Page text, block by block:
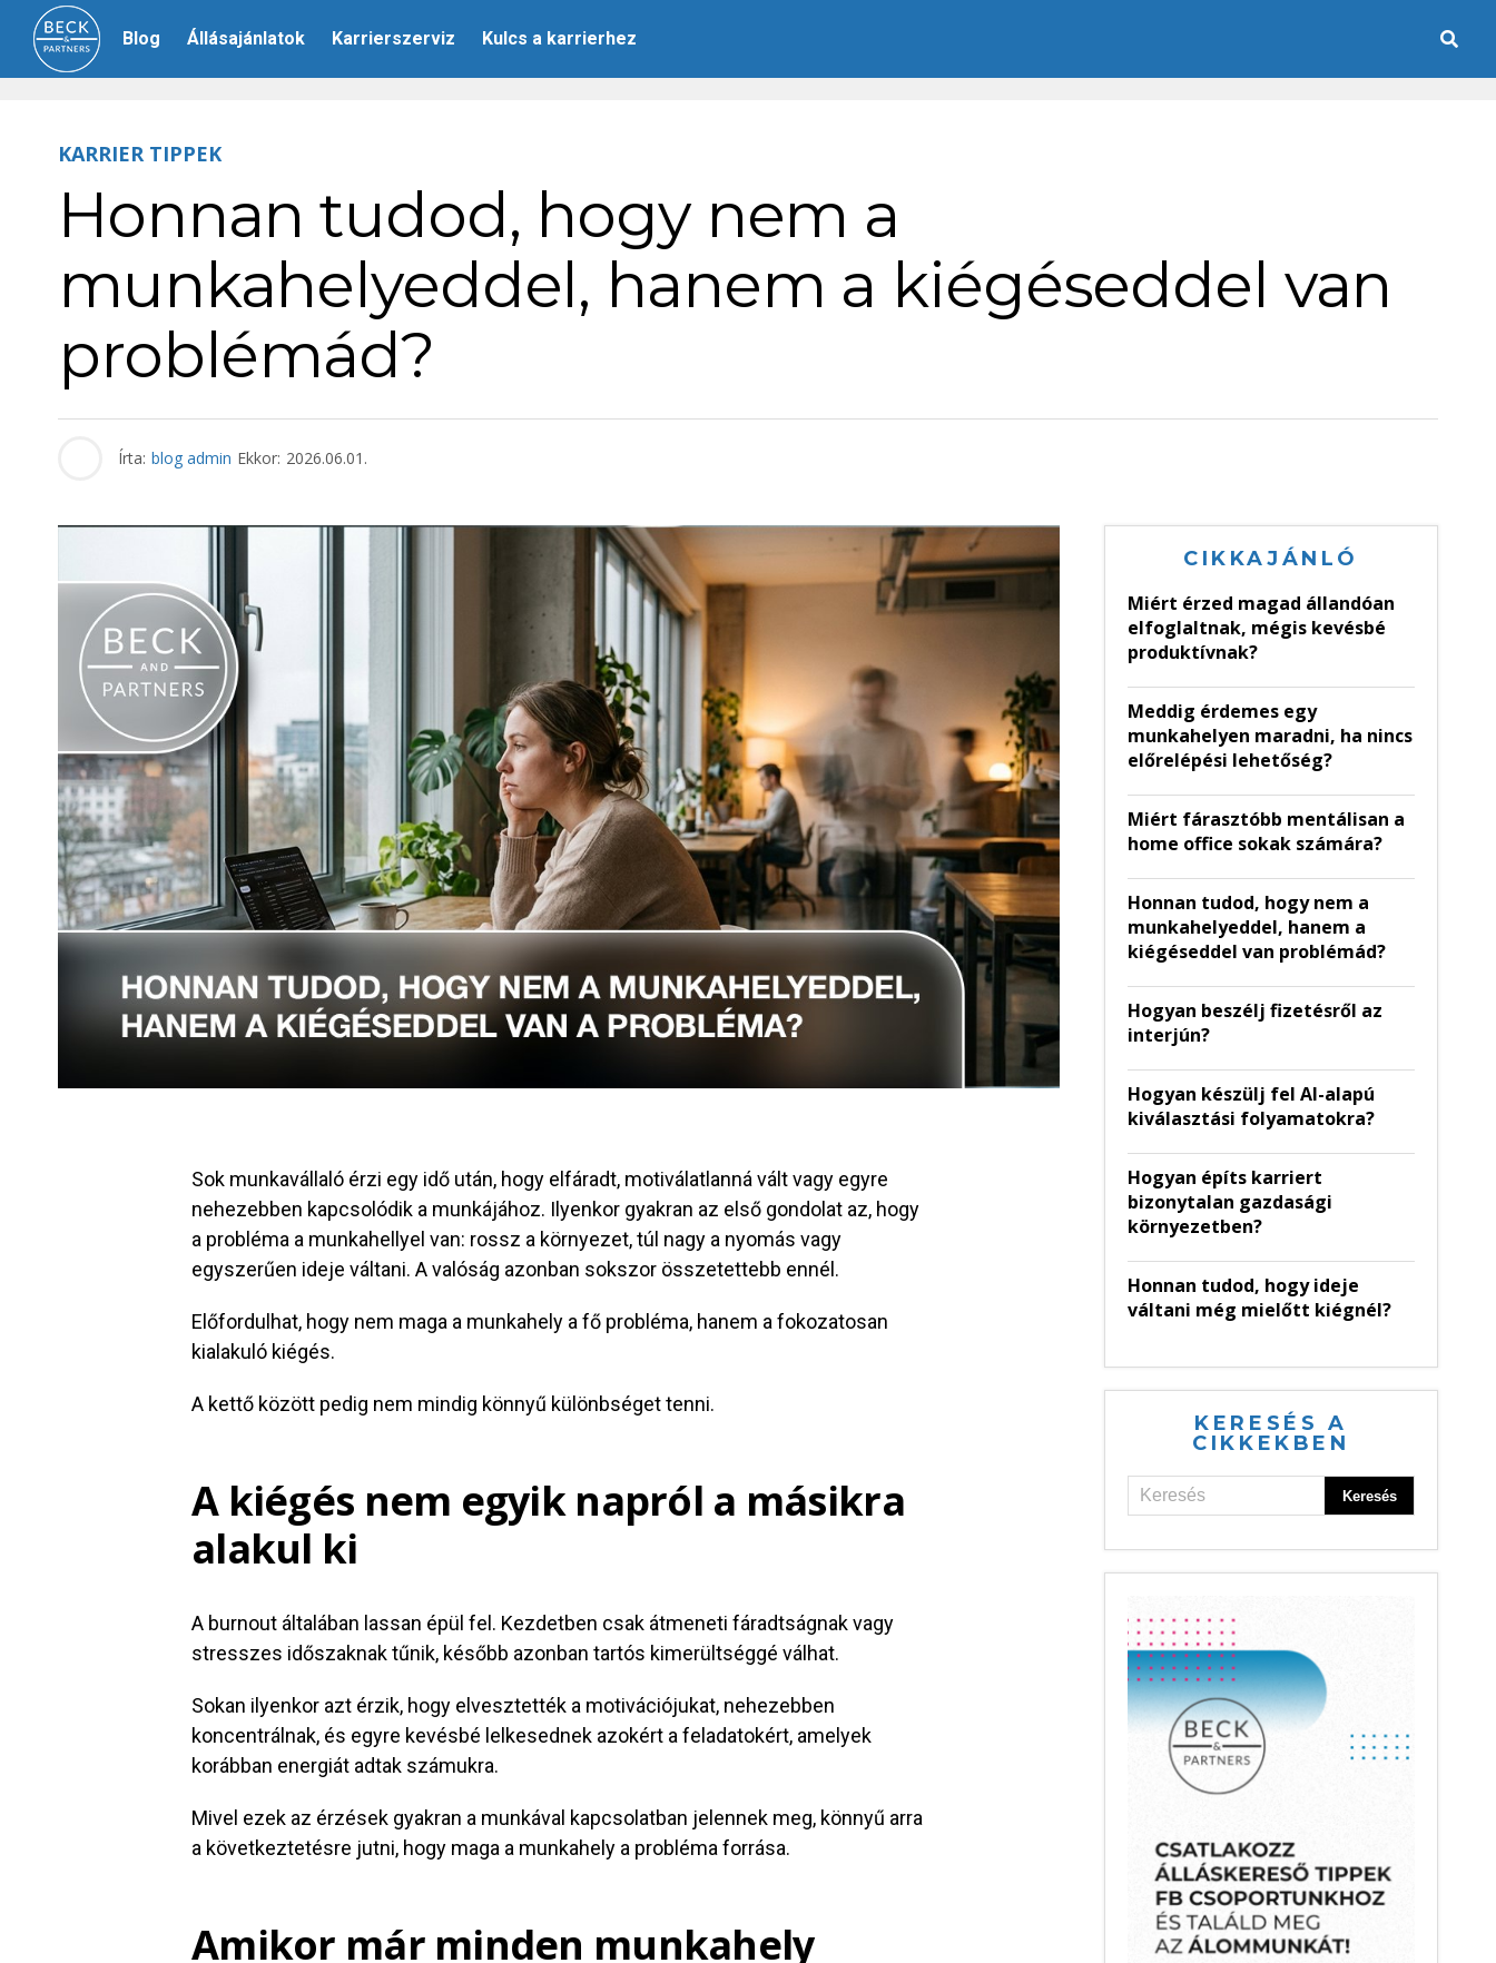
Blog Állásajánlatok Karrierszerviz Kulcs a karrierhez
KARRIER TIPPEK
Honnan tudod, hogy nem a
munkahelyeddel, hanem a kiégéseddel van
problémád?
Írta: blog admin Ekkor: 2026.06.01.
Sok munkavállaló érzi egy idő után, hogy elfáradt, motiválatlanná vált vagy egyre
nehezebben kapcsolódik a munkájához. Ilyenkor gyakran az első gondolat az, hogy
a probléma a munkahellyel van: rossz a környezet, túl nagy a nyomás vagy
egyszerűen ideje váltani. A valóság azonban sokszor összetettebb ennél.
Előfordulhat, hogy nem maga a munkahely a fő probléma, hanem a fokozatosan
kialakuló kiégés.
A kettő között pedig nem mindig könnyű különbséget tenni.
A kiégés nem egyik napról a másikra
alakul ki
A burnout általában lassan épül fel. Kezdetben csak átmeneti fáradtságnak vagy
stresszes időszaknak tűnik, később azonban tartós kimerültséggé válhat.
Sokan ilyenkor azt érzik, hogy elvesztették a motivációjukat, nehezebben
koncentrálnak, és egyre kevésbé lelkesednek azokért a feladatokért, amelyek
korábban energiát adtak számukra.
Mivel ezek az érzések gyakran a munkával kapcsolatban jelennek meg, könnyű arra
a következtetésre jutni, hogy maga a munkahely a probléma forrása.
Amikor már minden munkahely
CIKKAJÁNLÓ
Miért érzed magad állandóan
elfoglaltnak, mégis kevésbé
produktívnak?
Meddig érdemes egy
munkahelyen maradni, ha nincs
előrelépési lehetőség?
Miért fárasztóbb mentálisan a
home office sokak számára?
Honnan tudod, hogy nem a
munkahelyeddel, hanem a
kiégéseddel van problémád?
Hogyan beszélj fizetésről az
interjún?
Hogyan készülj fel AI-alapú
kiválasztási folyamatokra?
Hogyan építs karriert
bizonytalan gazdasági
környezetben?
Honnan tudod, hogy ideje
váltani még mielőtt kiégnél?
KERESÉS A
CIKKEKBEN